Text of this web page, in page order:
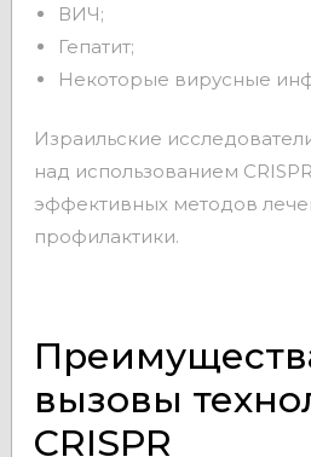
ВИЧ;
Гепатит;
Некоторые вирусные
Израильские
над использованием
эффективных методов
профилактики.
вызовы
CRISPR